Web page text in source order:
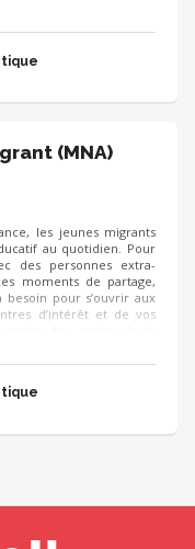
disponible pour
professionnelle,
motivation, simulation
(MNA)
les jeunes migrants
au quotidien. Pour
des personnes extra-
moments de partage,
pour s’ouvrir aux
d’intérêt et de vos
disponible pour
professionnelle,
motivation, simulation